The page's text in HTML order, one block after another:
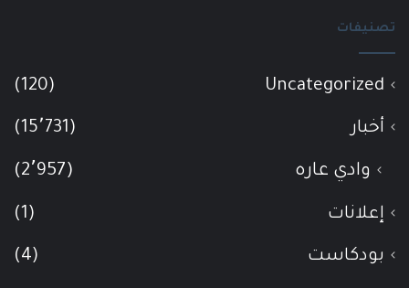
تصنيفات
Uncategorized
(120)
أخبار (15٬731)
وادي عاره (2٬957)
إعلانات (1)
بودكاست (4)